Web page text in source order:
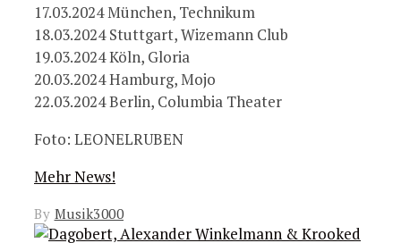
17.03.2024 München, Technikum
18.03.2024 Stuttgart, Wizemann Club
19.03.2024 Köln, Gloria
20.03.2024 Hamburg, Mojo
22.03.2024 Berlin, Columbia Theater
Foto: LEONELRUBEN
Mehr News!
By Musik3000